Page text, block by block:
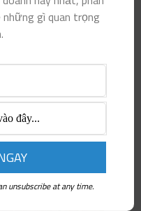
những gì quan trọng
unsubscribe at any time.